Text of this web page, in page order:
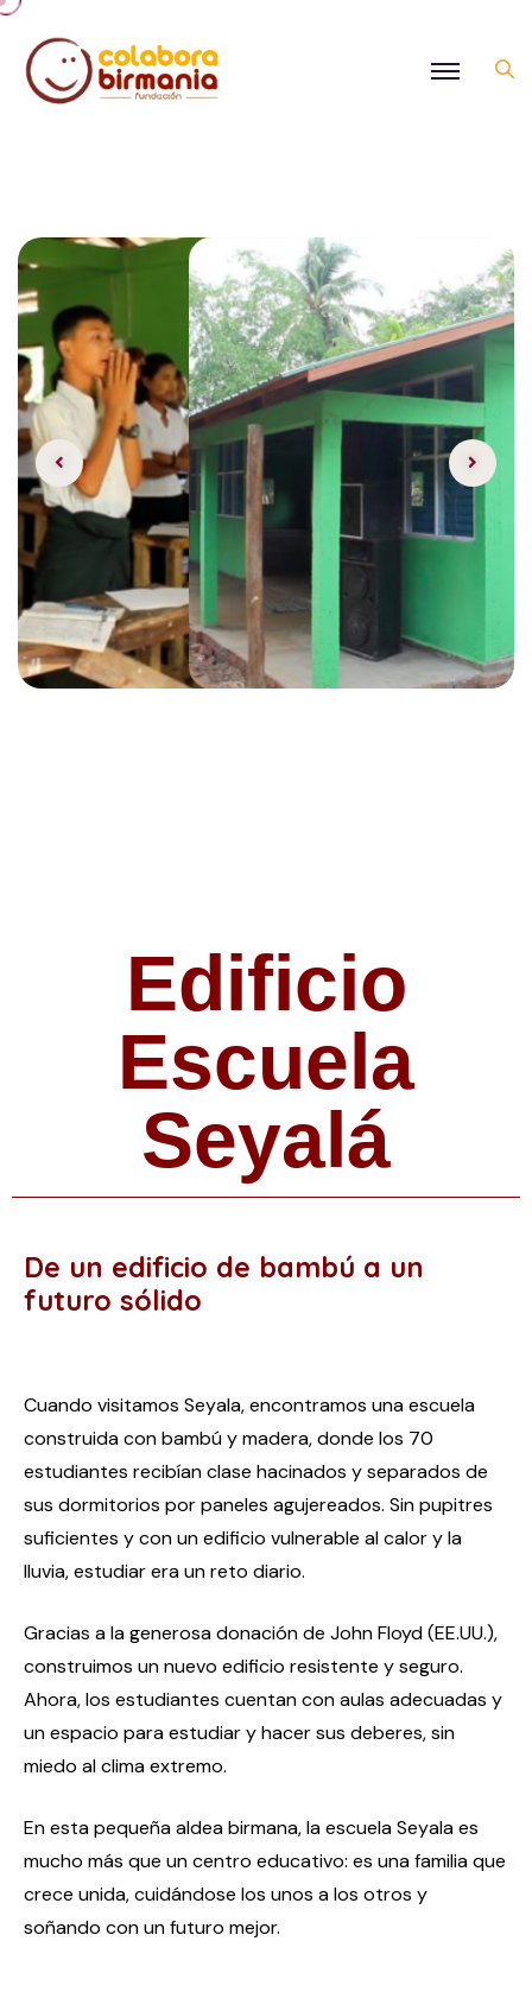
Edificio
Escuela
Seyalá
De un edificio de bambú a un
futuro sólido
Cuando visitamos Seyala, encontramos una escuela
construida con bambú y madera, donde los 70
estudiantes recibían clase hacinados y separados de
sus dormitorios por paneles agujereados. Sin pupitres
suficientes y con un edificio vulnerable al calor y la
lluvia, estudiar era un reto diario.
Gracias a la generosa donación de John Floyd (EE.UU.),
construimos un nuevo edificio resistente y seguro.
Ahora, los estudiantes cuentan con aulas adecuadas y
un espacio para estudiar y hacer sus deberes, sin
miedo al clima extremo.
En esta pequeña aldea birmana, la escuela Seyala es
mucho más que un centro educativo: es una familia que
crece unida, cuidándose los unos a los otros y
soñando con un futuro mejor.